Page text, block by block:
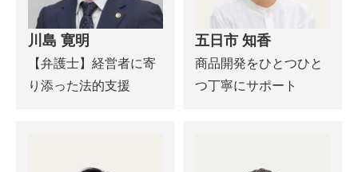
川島 寛明
【弁護士】経営者に寄
り添った法的支援
五日市 知香
商品開発をひとつひと
つ丁寧にサポート